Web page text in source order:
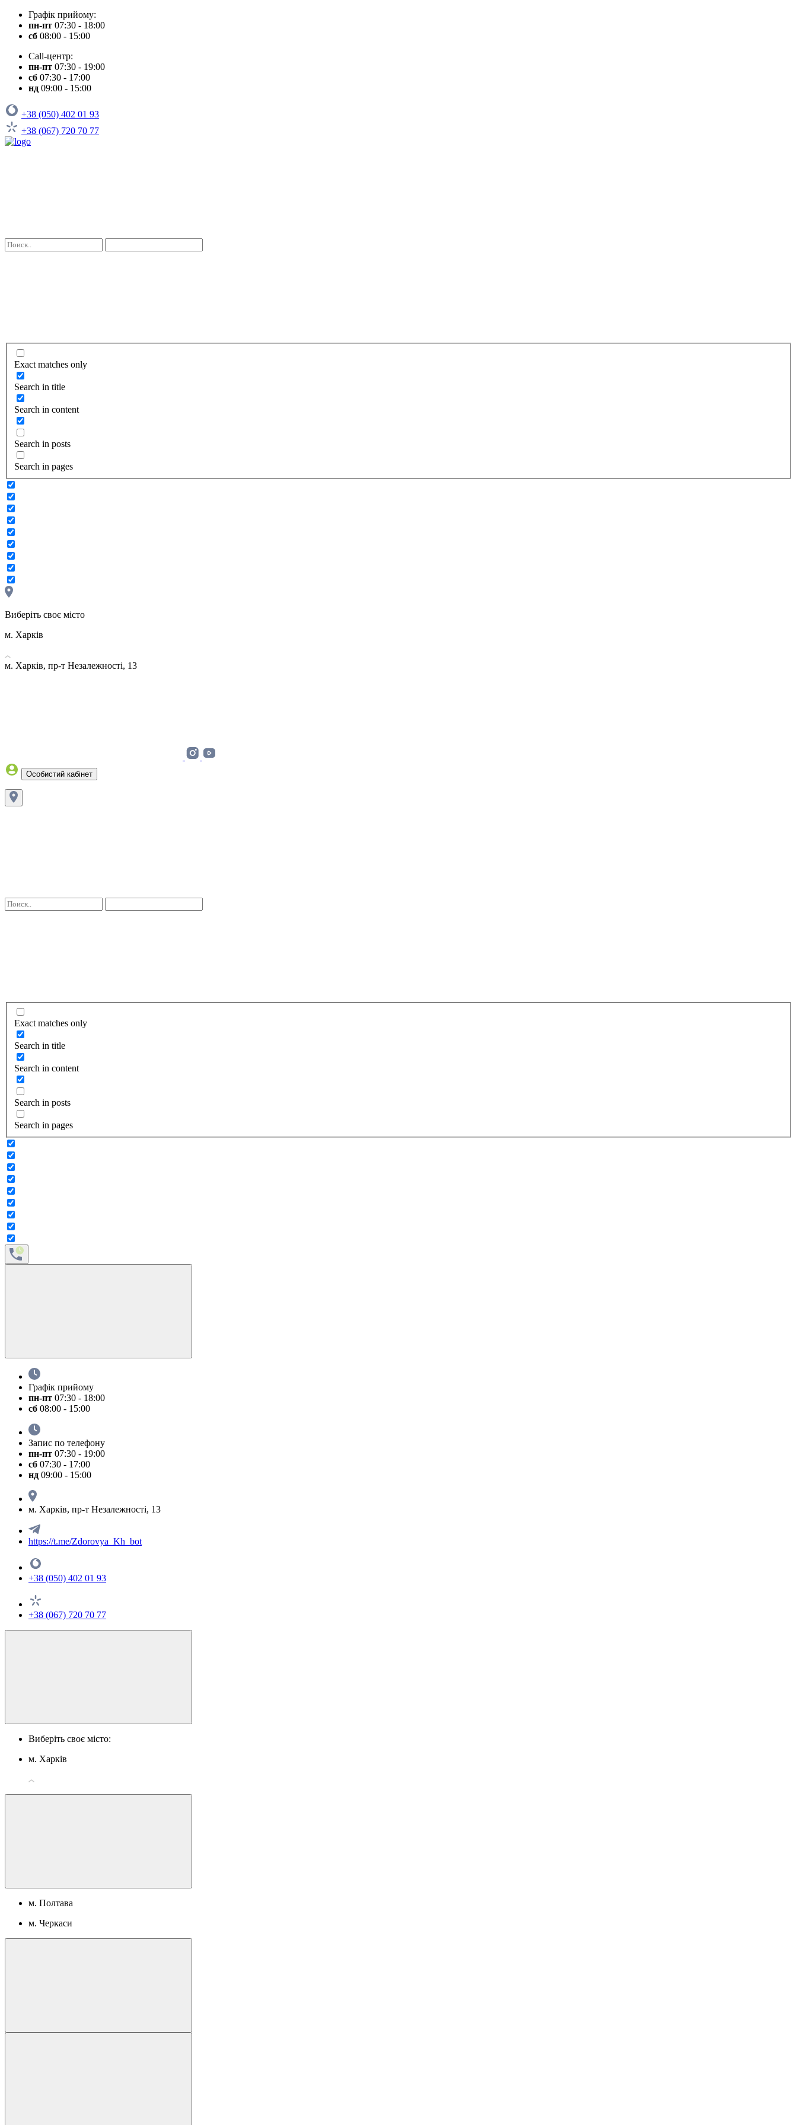
Графік прийому:
пн-пт 07:30 - 18:00
сб 08:00 - 15:00
Call-центр:
пн-пт 07:30 - 19:00
сб 07:30 - 17:00
нд 09:00 - 15:00
+38 (050) 402 01 93
+38 (067) 720 70 77
Exact matches only
Search in title
Search in content
Search in posts
Search in pages
Виберіть своє місто
м. Харків
м. Харків, пр-т Незалежності, 13
Особистий кабінет
Exact matches only
Search in title
Search in content
Search in posts
Search in pages
Графік прийому
пн-пт 07:30 - 18:00
сб 08:00 - 15:00
Запис по телефону
пн-пт 07:30 - 19:00
сб 07:30 - 17:00
нд 09:00 - 15:00
м. Харків, пр-т Незалежності, 13
https://t.me/Zdorovya_Kh_bot
+38 (050) 402 01 93
+38 (067) 720 70 77
Виберіть своє місто:
м. Харків
м. Полтава
м. Черкаси